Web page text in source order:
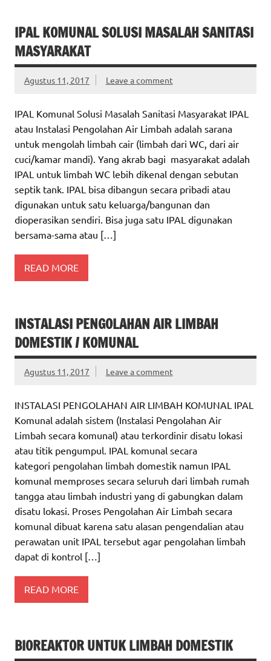
IPAL KOMUNAL SOLUSI MASALAH SANITASI
MASYARAKAT
Agustus 11, 2017 Leave a comment
IPAL Komunal Solusi Masalah Sanitasi Masyarakat IPAL
atau Instalasi Pengolahan Air Limbah adalah sarana
untuk mengolah limbah cair (limbah dari WC, dari air
cuci/kamar mandi). Yang akrab bagi masyarakat adalah
IPAL untuk limbah WC lebih dikenal dengan sebutan
septik tank. IPAL bisa dibangun secara pribadi atau
digunakan untuk satu keluarga/bangunan dan
dioperasikan sendiri. Bisa juga satu IPAL digunakan
bersama-sama atau […]
READ MORE
INSTALASI PENGOLAHAN AIR LIMBAH
DOMESTIK / KOMUNAL
Agustus 11, 2017 Leave a comment
INSTALASI PENGOLAHAN AIR LIMBAH KOMUNAL IPAL
Komunal adalah sistem (Instalasi Pengolahan Air
Limbah secara komunal) atau terkordinir disatu lokasi
atau titik pengumpul. IPAL komunal secara
kategori pengolahan limbah domestik namun IPAL
komunal memproses secara seluruh dari limbah rumah
tangga atau limbah industri yang di gabungkan dalam
disatu lokasi. Proses Pengolahan Air Limbah secara
komunal dibuat karena satu alasan pengendalian atau
perawatan unit IPAL tersebut agar pengolahan limbah
dapat di kontrol […]
READ MORE
BIOREAKTOR UNTUK LIMBAH DOMESTIK